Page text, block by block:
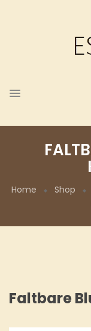
Home Shop
Faltbare